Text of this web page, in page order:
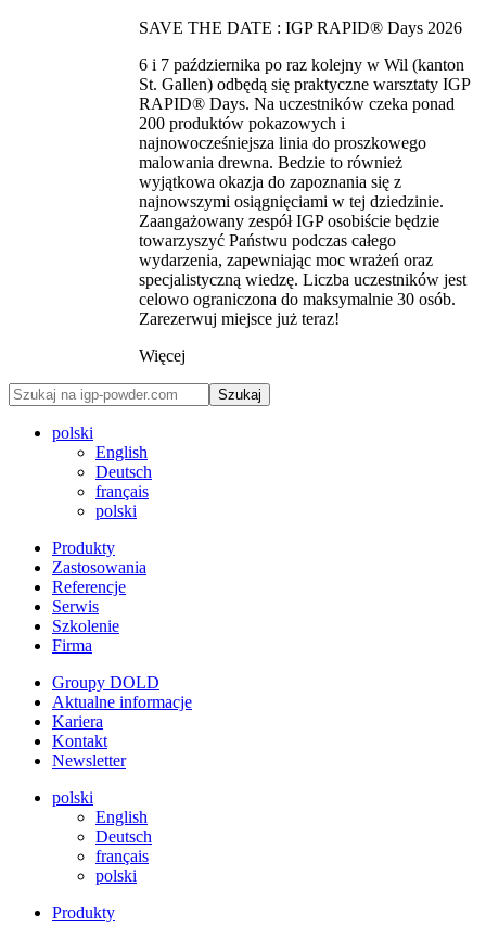
SAVE THE DATE : IGP RAPID® Days 2026
6 i 7 października po raz kolejny w Wil (kanton
St. Gallen) odbędą się praktyczne warsztaty IGP
RAPID® Days. Na uczestników czeka ponad
200 produktów pokazowych i
najnowocześniejsza linia do proszkowego
malowania drewna. Bedzie to również
wyjątkowa okazja do zapoznania się z
najnowszymi osiągnięciami w tej dziedzinie.
Zaangażowany zespół IGP osobiście będzie
towarzyszyć Państwu podczas całego
wydarzenia, zapewniając moc wrażeń oraz
specjalistyczną wiedzę. Liczba uczestników jest
celowo ograniczona do maksymalnie 30 osób.
Zarezerwuj miejsce już teraz!
Więcej
Szukaj
polski
English
Deutsch
français
polski
Produkty
Zastosowania
Referencje
Serwis
Szkolenie
Firma
Groupy DOLD
Aktualne informacje
Kariera
Kontakt
Newsletter
polski
English
Deutsch
français
polski
Produkty